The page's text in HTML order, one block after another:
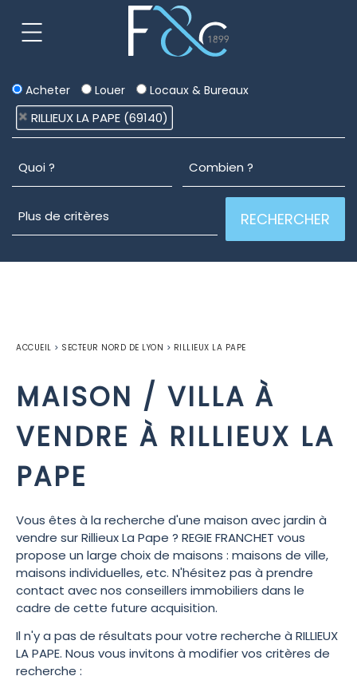
Acheter Louer Locaux & Bureaux
RILLIEUX LA PAPE (69140)
ACCUEIL > SECTEUR NORD DE LYON > RILLIEUX LA PAPE
MAISON / VILLA À
VENDRE À RILLIEUX LA
PAPE
Vous êtes à la recherche d'une maison avec jardin à
vendre sur Rillieux La Pape ? REGIE FRANCHET vous
propose un large choix de maisons : maisons de ville,
maisons individuelles, etc. N'hésitez pas à prendre
contact avec nos conseillers immobiliers dans le
cadre de cette future acquisition.
Il n'y a pas de résultats pour votre recherche à RILLIEUX
LA PAPE. Nous vous invitons à modifier vos critères de
recherche :